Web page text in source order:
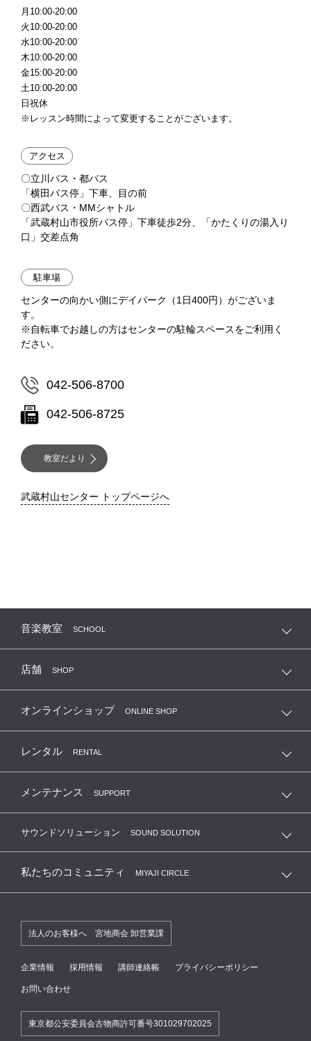
月10:00-20:00
火10:00-20:00
水10:00-20:00
木10:00-20:00
金15:00-20:00
土10:00-20:00
日祝休
※レッスン時間によって変更することがございます。
アクセス
〇立川バス・都バス
「横田バス停」下車、目の前
〇西武バス・MMシャトル
「武蔵村山市役所バス停」下車徒歩2分、「かたくりの湯入り
口」交差点角
駐車場
センターの向かい側にデイパーク（1日400円）がございま
す。
※自転車でお越しの方はセンターの駐輪スペースをご利用く
ださい。
042-506-8700
042-506-8725
教室だより
武蔵村山センター トップページへ
音楽教室 SCHOOL
店舗 SHOP
オンラインショップ ONLINE SHOP
レンタル RENTAL
メンテナンス SUPPORT
サウンドソリューション SOUND SOLUTION
私たちのコミュニティ MIYAJI CIRCLE
法人のお客様へ 宮地商会 卸営業課
企業情報 採用情報 講師連絡帳 プライバシーポリシー
お問い合わせ
東京都公安委員会古物商許可番号301029702025